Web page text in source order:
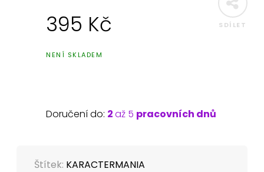
SDÍLET
395 Kč
NENÍ SKLADEM
Doručení do: 2až 5 pracovních dnů
Štítek: KARACTERMANIA